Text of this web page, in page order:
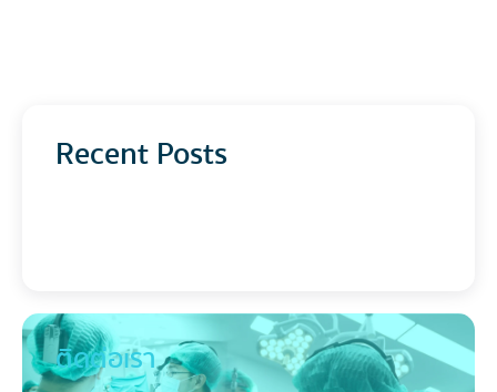
Recent Posts
ติดต่อเรา